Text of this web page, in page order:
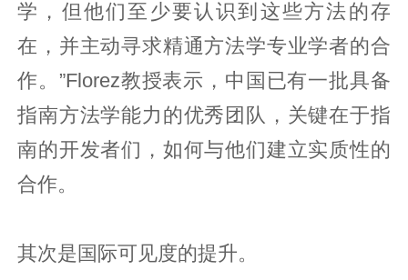
学，但他们至少要认识到这些方法的存
在，并主动寻求精通方法学专业学者的合
作。”Florez教授表示，中国已有一批具备
指南方法学能力的优秀团队，关键在于指
南的开发者们，如何与他们建立实质性的
合作。
其次是国际可见度的提升。